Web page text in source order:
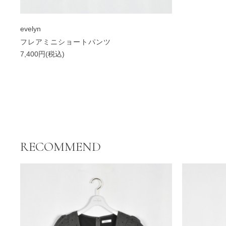
evelyn
フレアミニショートパンツ
7,400円(税込)
RECOMMEND